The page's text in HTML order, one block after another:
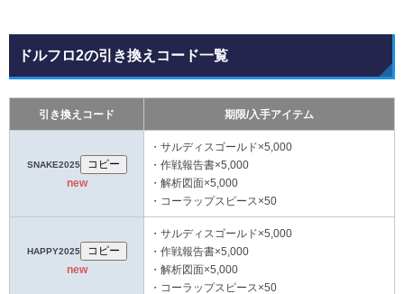
ドルフロ2の引き換えコード一覧
引き換えコード 期限/入手アイテム
SNAKE2025
コピー
new
・サルディスゴールド×5,000
・作戦報告書×5,000
・解析図面×5,000
・コーラップスピース×50
HAPPY2025
コピー
new
・サルディスゴールド×5,000
・作戦報告書×5,000
・解析図面×5,000
・コーラップスピース×50